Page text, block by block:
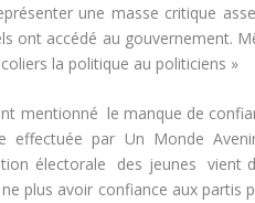
une masse critique
ont accédé au gouvernement.
la politique au politiciens »
mentionné le manque de
par Un Monde
électorale des jeunes vient
plus avoir confiance aux partis